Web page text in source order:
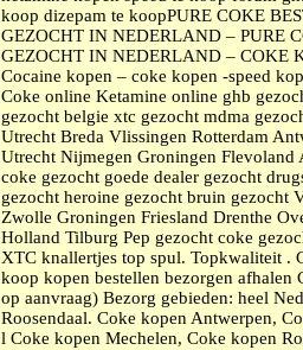
koop dizepam te koopPURE COKE
GEZOCHT IN NEDERLAND – PURE
GEZOCHT IN NEDERLAND – COKE
Cocaine kopen – coke kopen -speed
Coke online Ketamine online ghb
gezocht belgie xtc gezocht mdma
Utrecht Breda Vlissingen Rotterdam
Utrecht Nijmegen Groningen Flevoland
coke gezocht goede dealer gezocht
gezocht heroine gezocht bruin gezocht
Zwolle Groningen Friesland Drenthe
Holland Tilburg Pep gezocht coke
XTC knallertjes top spul. Topkwaliteit .
koop kopen bestellen bezorgen
op aanvraag) Bezorg gebieden: heel
Roosendaal. Coke kopen Antwerpen,
l Coke kopen Mechelen, Coke kopen